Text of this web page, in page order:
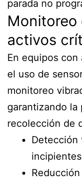
parada no
activos
En equipos
el uso de
monitoreo
garantizando la
recolección de
Detección
incipientes